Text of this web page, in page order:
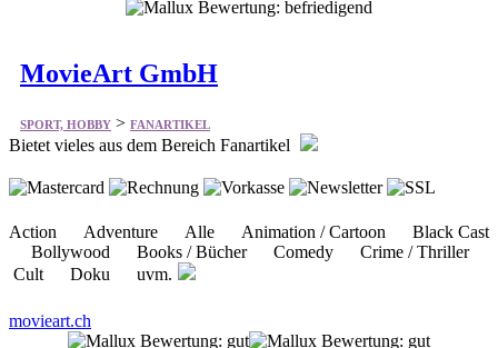
MovieArt GmbH
SPORT, HOBBY>FANARTIKEL
Bietet vieles aus dem Bereich Fanartikel
Action Adventure Alle Animation / Cartoon Black Cast
Bollywood Books / Bücher Comedy Crime / Thriller
Cult Doku uvm.
movieart.ch